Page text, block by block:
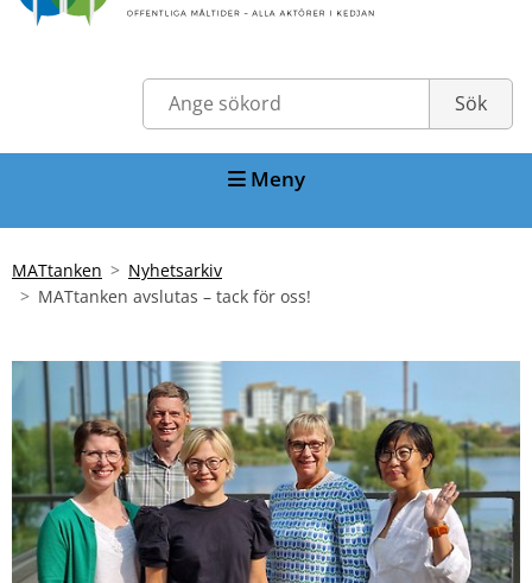
Meny
MATtanken
Nyhetsarkiv
MATtanken avslutas – tack för oss!